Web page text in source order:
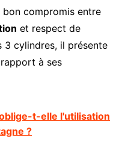
compromis entre
et respect de
3 cylindres, il présente
à ses
t-elle l'utilisation
?